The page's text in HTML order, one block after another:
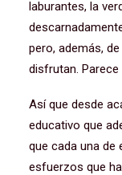
laburantes, la
pero, además,
disfrutan.
Así que desde
educativo que
que cada una de
esfuerzos que